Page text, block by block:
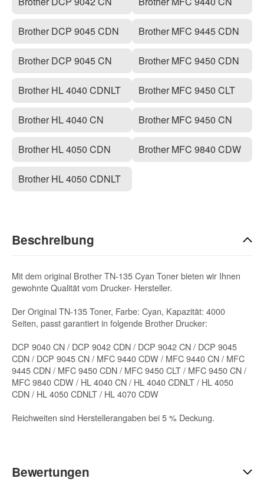
Brother DCP 9045 CDN
Brother DCP 9045 CN
Brother HL 4040 CDNLT
Brother HL 4040 CN
Brother HL 4050 CDN
Brother HL 4050 CDNLT
Brother MFC 9445 CDN
Brother MFC 9450 CDN
Brother MFC 9450 CLT
Brother MFC 9450 CN
Brother MFC 9840 CDW
Beschreibung
Mit dem original Brother TN-135 Cyan Toner bieten wir Ihnen
gewohnte Qualität vom Drucker- Hersteller.
Der Original TN-135 Toner, Farbe: Cyan, Kapazität: 4000
Seiten, passt garantiert in folgende Brother Drucker:
DCP 9040 CN / DCP 9042 CDN / DCP 9042 CN / DCP 9045
CDN / DCP 9045 CN / MFC 9440 CDW / MFC 9440 CN / MFC
9445 CDN / MFC 9450 CDN / MFC 9450 CLT / MFC 9450 CN /
MFC 9840 CDW / HL 4040 CN / HL 4040 CDNLT / HL 4050
CDN / HL 4050 CDNLT / HL 4070 CDW
Reichweiten sind Herstellerangaben bei 5 % Deckung.
Bewertungen